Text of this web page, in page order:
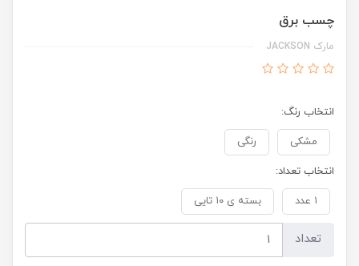
چسب برق
مارک JACKSON
انتخاب رنگ:
مشکی رنگی
انتخاب تعداد:
۱ عدد بسته ی ۱۰ تایی
تعداد